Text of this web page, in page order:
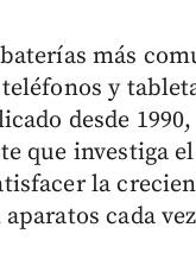
más
y
desde
que investiga
la
cada